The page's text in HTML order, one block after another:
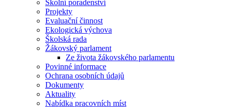
Školní poradenství
Projekty
Evaluační činnost
Ekologická výchova
Školská rada
Žákovský parlament
Ze života žákovského parlamentu
Povinné informace
Ochrana osobních údajů
Dokumenty
Aktuality
Nabídka pracovních míst